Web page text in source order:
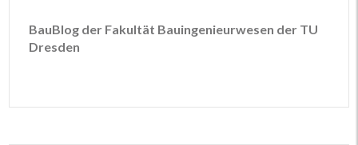
BauBlog der Fakultät Bauingenieurwesen der TU
Dresden